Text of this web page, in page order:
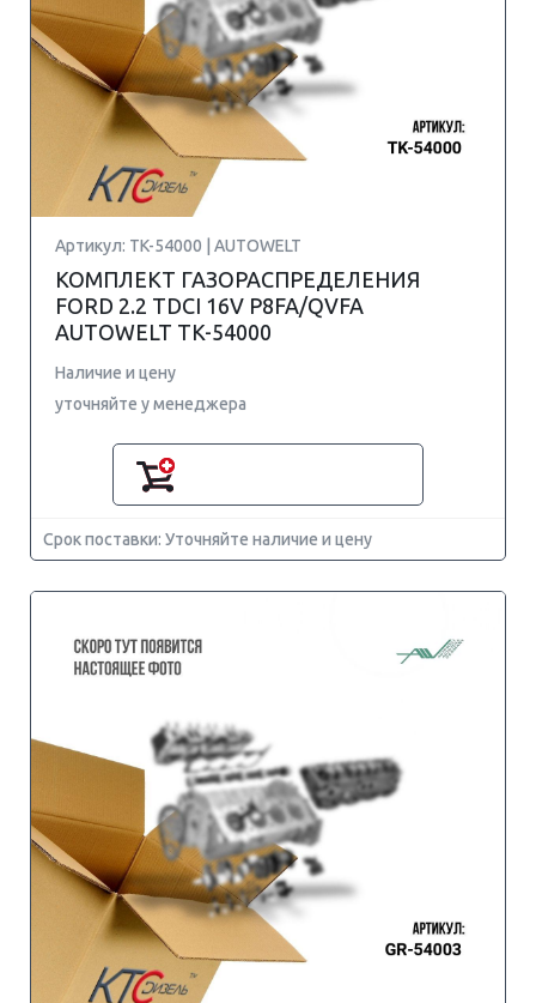
Артикул: TK-54000 | AUTOWELT
КОМПЛЕКТ ГАЗОРАСПРЕДЕЛЕНИЯ
FORD 2.2 TDCI 16V P8FA/QVFA
AUTOWELT TK-54000
Наличие и цену
уточняйте у менеджера
Срок поставки: Уточняйте наличие и цену